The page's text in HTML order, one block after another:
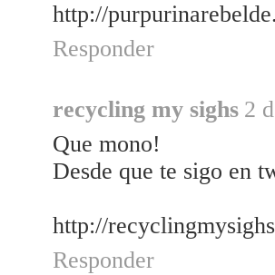
http://
Responder
recycling my sighs 2
Que mono!
Desde que te sigo en
http://
Responder